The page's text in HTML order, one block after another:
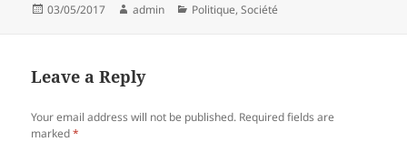
Posted
03/05/2017 Author
admin Categories
Politique,Société
Leave a Reply
Your email address will not be published. Required fields are
marked*